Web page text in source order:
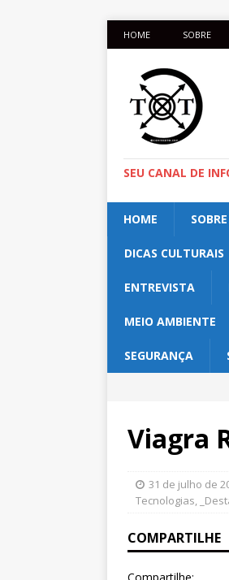
HOME SOBRE
SEU CANAL DE
HOME SOBRE
DICAS CULTURAIS
ENTREVISTA
MEIO AMBIENTE
SEGURANÇA
Viagra
31 de julho de
Tecnologias,
COMPARTILHE